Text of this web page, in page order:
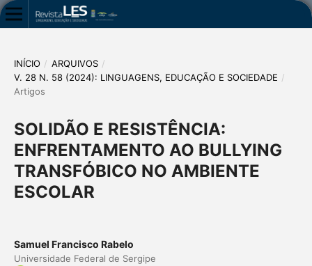
INÍCIO / ARQUIVOS /
V. 28 N. 58 (2024): LINGUAGENS, EDUCAÇÃO E SOCIEDADE /
Artigos
SOLIDÃO E RESISTÊNCIA:
ENFRENTAMENTO AO BULLYING
TRANSFÓBICO NO AMBIENTE
ESCOLAR
Samuel Francisco Rabelo
Universidade Federal de Sergipe